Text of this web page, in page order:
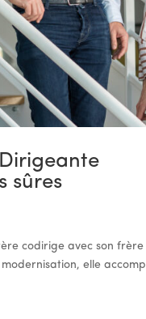
sûres
codirige avec son
elle